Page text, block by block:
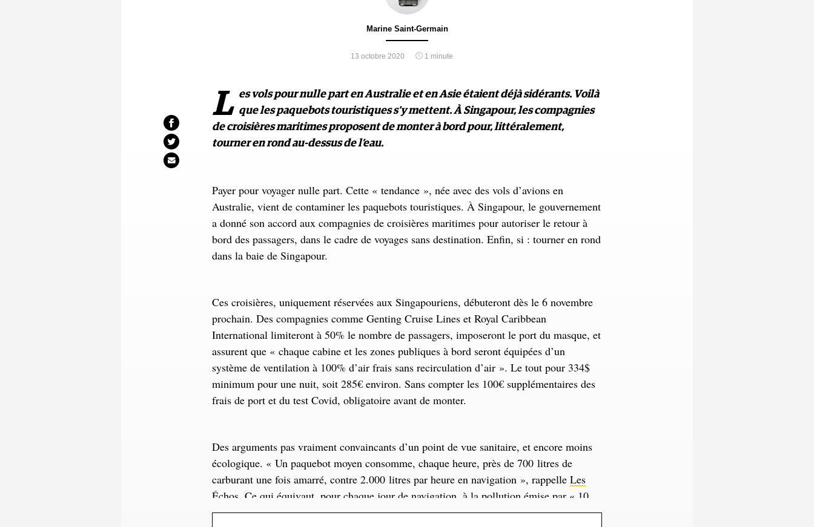
Marine Saint-Germain
13 octobre 2020 1 minute
L
es vols pour nulle part en Australie et en Asie étaient déjà sidérants. Voilà
que les paquebots touristiques s’y mettent. À Singapour, les compagnies
de croisières maritimes proposent de monter à bord pour, littéralement,
tourner en rond au-dessus de l’eau.
Payer pour voyager nulle part. Cette « tendance », née avec des vols d’avions en
Australie, vient de contaminer les paquebots touristiques. À Singapour, le gouvernement
a donné son accord aux compagnies de croisières maritimes pour autoriser le retour à
bord des passagers, dans le cadre de voyages sans destination. Enfin, si : tourner en rond
dans la baie de Singapour.
Ces croisières, uniquement réservées aux Singapouriens, débuteront dès le 6 novembre
prochain. Des compagnies comme Genting Cruise Lines et Royal Caribbean
International limiteront à 50% le nombre de passagers, imposeront le port du masque, et
assurent que « chaque cabine et les zones publiques à bord seront équipées d’un
système de ventilation à 100% d’air frais sans recirculation d’air ». Le tout pour 334$
minimum pour une nuit, soit 285€ environ. Sans compter les 100€ supplémentaires des
frais de port et du test Covid, obligatoire avant de monter.
Des arguments pas vraiment convaincants d’un point de vue sanitaire, et encore moins
écologique. « Un paquebot moyen consomme, chaque heure, près de 700 litres de
carburant une fois amarré, contre 2.000 litres par heure en navigation », rappelle Les
Échos . Ce qui équivaut, pour chaque jour de navigation, à la pollution émise par « 10
000 à 30 000 véhicules, et en propulsion, 5 à 10 fois plus. »